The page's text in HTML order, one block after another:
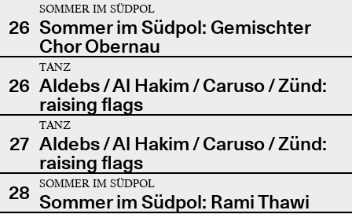
26
SOMMER IM SÜDPOL
Sommer im Südpol: Gemischter
Chor Obernau
26
TANZ
Aldebs / Al Hakim / Caruso / Zünd:
raising flags
27
TANZ
Aldebs / Al Hakim / Caruso / Zünd:
raising flags
28
SOMMER IM SÜDPOL
Sommer im Südpol: Rami Thawi